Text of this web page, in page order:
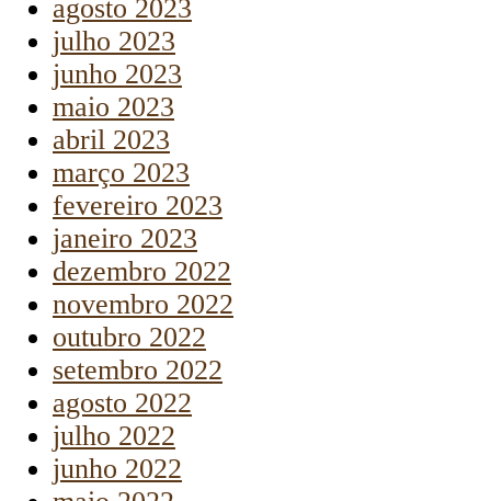
agosto 2023
julho 2023
junho 2023
maio 2023
abril 2023
março 2023
fevereiro 2023
janeiro 2023
dezembro 2022
novembro 2022
outubro 2022
setembro 2022
agosto 2022
julho 2022
junho 2022